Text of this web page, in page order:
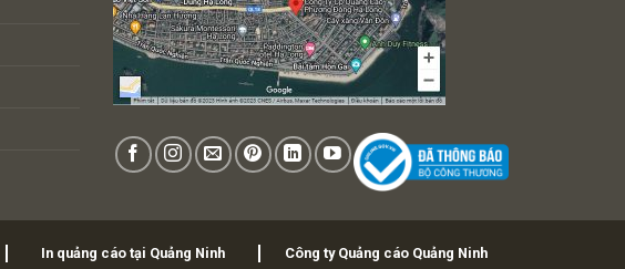
In quảng cáo tại Quảng Ninh Công ty Quảng cáo Quảng Ninh